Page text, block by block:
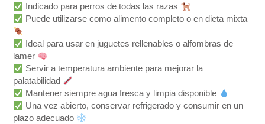
Indicado para perros de todas las razas
Puede utilizarse como alimento completo o en dieta mixta
Ideal para usar en juguetes rellenables o alfombras de
lamer
Servir a temperatura ambiente para mejorar la
palatabilidad
Mantener siempre agua fresca y limpia disponible
Una vez abierto, conservar refrigerado y consumir en un
plazo adecuado